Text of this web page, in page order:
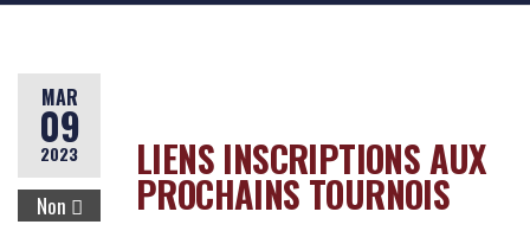
MAR
09
2023
Non
LIENS INSCRIPTIONS AUX
PROCHAINS TOURNOIS